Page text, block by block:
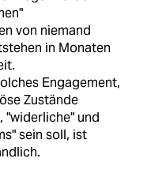
von niemand
in Monaten
Engagement,
Zustände
und
sein soll, ist